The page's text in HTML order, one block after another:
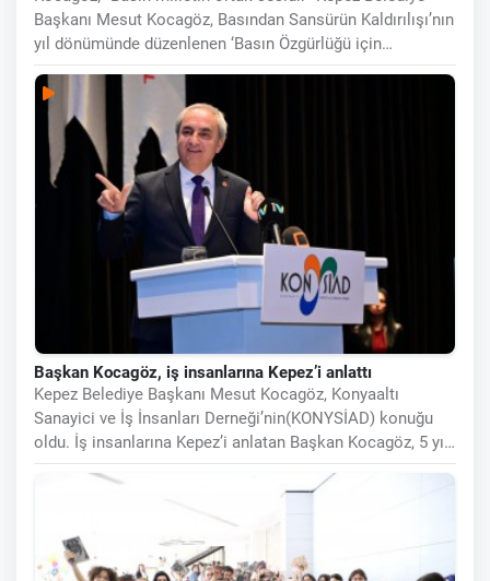
Başkanı Mesut Kocagöz, Basından Sansürün Kaldırılışı’nın
yıl dönümünde düzenlenen ‘Basın Özgürlüğü için
Mücadele
Başkan Kocagöz, iş insanlarına Kepez’i anlattı
Kepez Belediye Başkanı Mesut Kocagöz, Konyaaltı
Sanayici ve İş İnsanları Derneği’nin(KONYSİAD) konuğu
oldu. İş insanlarına Kepez’i anlatan Başkan Kocagöz, 5 yıl
sonraki Kepez’i,